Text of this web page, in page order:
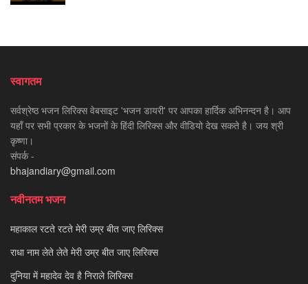
स्वागतम
सर्वश्रेष्ठ भजन लिरिक्स वेबसाइट 'भजन डायरी' पर आपका हार्दिक अभिनन्दन है। आप
यहाँ पर सभी प्रकार के भजनों के हिंदी लिरिक्स और वीडियो देख सकते है। जय श्री
कृष्णा।
संपर्क -
bhajandiary@gmail.com
नवीनतम भजन
महाकाल रटते रटते मेरी उम्र बीत जाए लिरिक्स
राधा नाम लेते लेते मेरी उम्र बीत जाए लिरिक्स
दुनिया में महादेव देव है निराले लिरिक्स